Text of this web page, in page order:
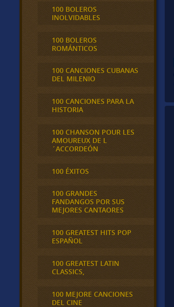
100 BOLEROS
INOLVIDABLES
100 BOLEROS
ROMÁNTICOS
100 CANCIONES CUBANAS
DEL MILENIO
100 CANCIONES PARA LA
HISTORIA
100 CHANSON POUR LES
AMOUREUX DE L
´ACCORDEÓN
100 ÉXITOS
100 GRANDES
FANDANGOS POR SUS
MEJORES CANTAORES
100 GREATEST HITS POP
ESPAÑOL
100 GREATEST LATIN
CLASSICS,
100 MEJORE CANCIONES
DEL CINE